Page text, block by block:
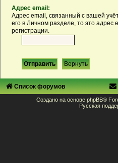
Адрес email:
Адрес email, связанный с вашей
его в Личном разделе, то это адрес
регистрации.
Список форумов
Создано на основе phpBB®
Русская